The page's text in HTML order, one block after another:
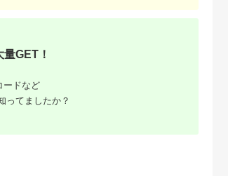
GET！
ードなど
ってましたか？